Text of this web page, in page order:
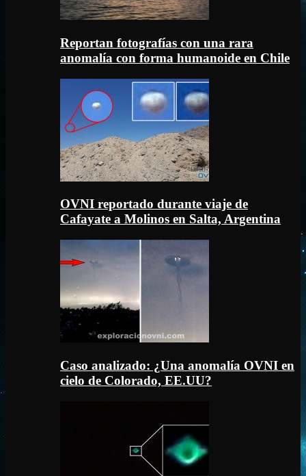
Reportan fotografías con una rara
anomalía con forma humanoide en Chile
OVNI reportado durante viaje de
Cafayate a Molinos en Salta, Argentina
Caso analizado: ¿Una anomalía OVNI en
cielo de Colorado, EE.UU?